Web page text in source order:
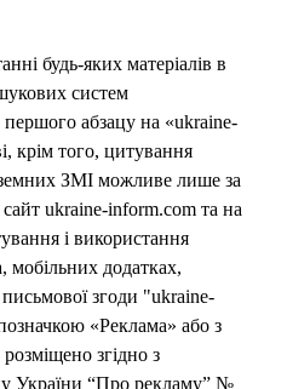
будь-яких матеріалів в
систем
абзацу на «ukraine-
крім того, цитування
ЗМІ можливе лише за
ukraine-inform.com та на
і використання
мобільних додатках,
згоди "ukraine-
«Реклама» або з
згідно з
України “Про рекламу” №